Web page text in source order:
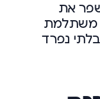
את
משתלמת
בלתי נפרד